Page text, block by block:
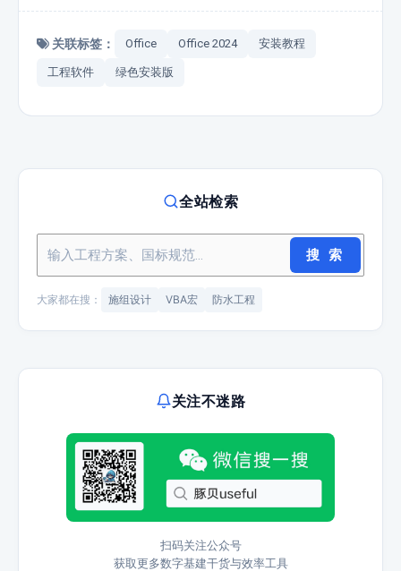
关联标签： Office Office 2024 安装教程
工程软件 绿色安装版
全站检索
搜 索
大家都在搜： 施组设计 VBA宏 防水工程
关注不迷路
扫码关注公众号
获取更多数字基建干货与效率工具